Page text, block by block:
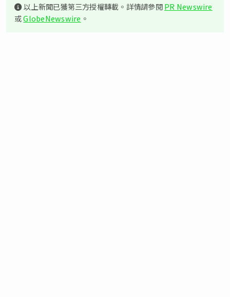
以上新聞已獲第三方授權轉載。詳情請參閱PR Newswire
或GlobeNewswire 。